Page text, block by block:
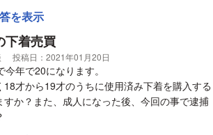
あり）という旨を記載しております。
用画像について、たまに乳首が見えているもの
を売る旨しか書いていませんが、購入者に使用
ってほしいと言われ、販売したことがありま
を表示
下着売買
投稿日： 2021年01月20日
今年で20になります。
18才から19才のうちに使用済み下着を購入する
すか？また、成人になった後、今回の事で逮捕